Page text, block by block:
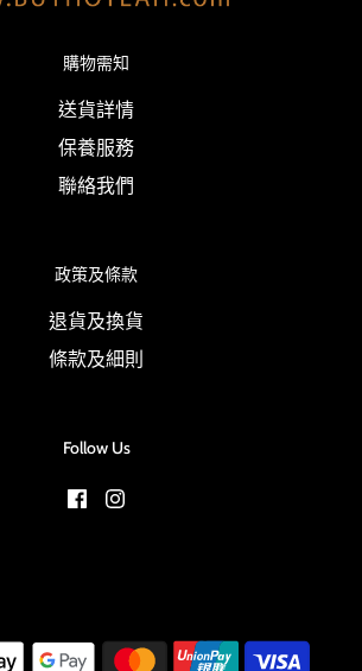
購物需知
送貨詳情
保養服務
聯絡我們
政策及條款
退貨及換貨
條款及細則
Follow Us